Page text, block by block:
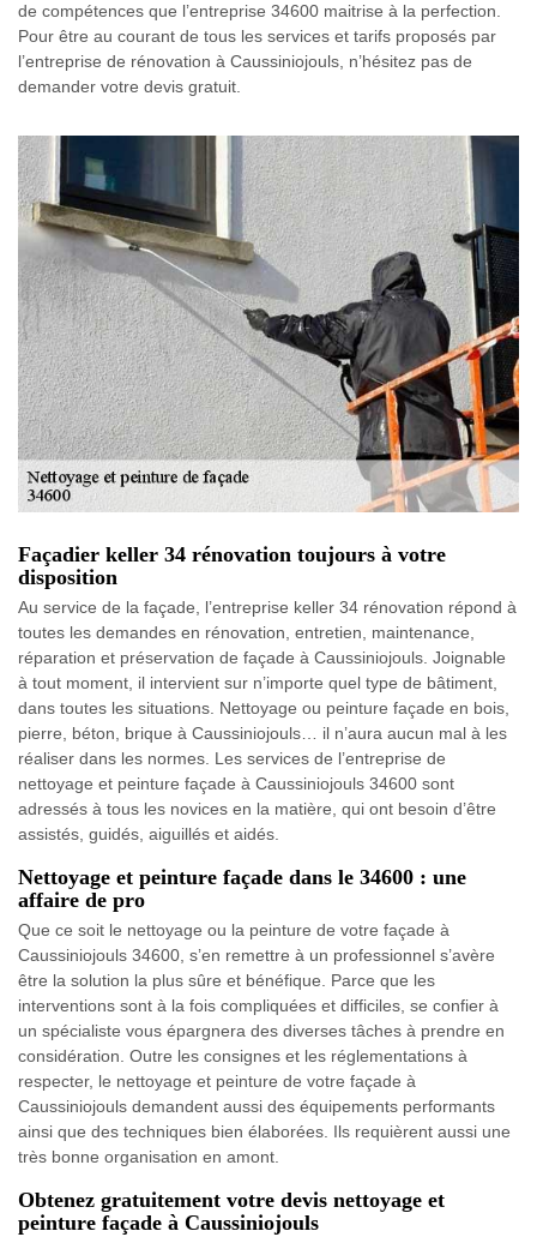
de compétences que l’entreprise 34600 maitrise à la perfection.
Pour être au courant de tous les services et tarifs proposés par
l’entreprise de rénovation à Caussiniojouls, n’hésitez pas de
demander votre devis gratuit.
Façadier keller 34 rénovation toujours à votre
disposition
Au service de la façade, l’entreprise keller 34 rénovation répond à
toutes les demandes en rénovation, entretien, maintenance,
réparation et préservation de façade à Caussiniojouls. Joignable
à tout moment, il intervient sur n’importe quel type de bâtiment,
dans toutes les situations. Nettoyage ou peinture façade en bois,
pierre, béton, brique à Caussiniojouls… il n’aura aucun mal à les
réaliser dans les normes. Les services de l’entreprise de
nettoyage et peinture façade à Caussiniojouls 34600 sont
adressés à tous les novices en la matière, qui ont besoin d’être
assistés, guidés, aiguillés et aidés.
Nettoyage et peinture façade dans le 34600 : une
affaire de pro
Que ce soit le nettoyage ou la peinture de votre façade à
Caussiniojouls 34600, s’en remettre à un professionnel s’avère
être la solution la plus sûre et bénéfique. Parce que les
interventions sont à la fois compliquées et difficiles, se confier à
un spécialiste vous épargnera des diverses tâches à prendre en
considération. Outre les consignes et les réglementations à
respecter, le nettoyage et peinture de votre façade à
Caussiniojouls demandent aussi des équipements performants
ainsi que des techniques bien élaborées. Ils requièrent aussi une
très bonne organisation en amont.
Obtenez gratuitement votre devis nettoyage et
peinture façade à Caussiniojouls